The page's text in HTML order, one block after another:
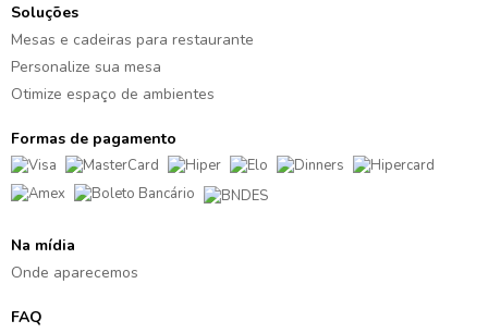
Soluções
Mesas e cadeiras para restaurante
Personalize sua mesa
Otimize espaço de ambientes
Formas de pagamento
Na mídia
Onde aparecemos
FAQ